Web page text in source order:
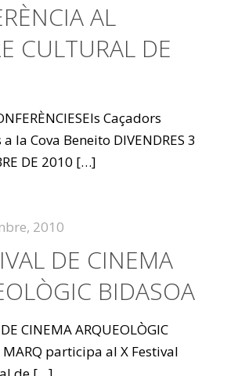
AL
CULTURAL DE
Caçadors
la Cova Beneito DIVENDRES 3
DE 2010 […]
2010
DE CINEMA
BIDASOA
CINEMA ARQUEOLÒGIC
MARQ participa al X Festival